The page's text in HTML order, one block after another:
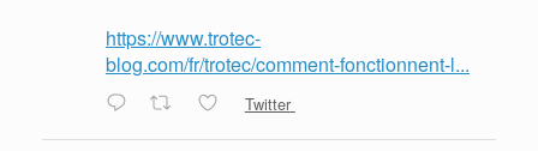
https://www.trotec-
blog.com/fr/trotec/comment-fonctionnent-l...
Twitter